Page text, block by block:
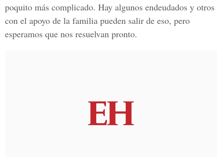
poquito más complicado. Hay algunos endeudados y otros
con el apoyo de la familia pueden salir de eso, pero
esperamos que nos resuelvan pronto.